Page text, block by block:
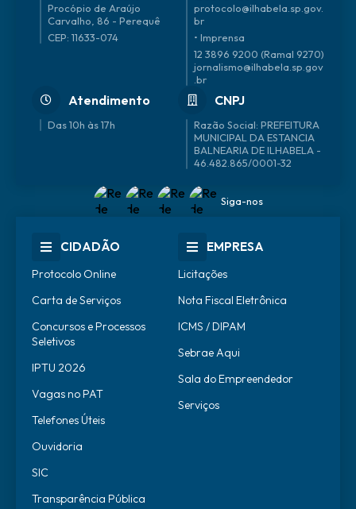
Procópio de Araújo
Carvalho, 86 - Perequê
CEP: 11633-074
protocolo@ilhabela.sp.gov.
br
• Imprensa
12 3896 9200 (Ramal 9270)
jornalismo@ilhabela.sp.gov
.br
Atendimento
Das 10h às 17h
CNPJ
46.482.865/0001-32
Siga-nos
CIDADÃO
Protocolo Online
Carta de Serviços
Concursos e Processos
Seletivos
IPTU 2026
Vagas no PAT
Telefones Úteis
Ouvidoria
SIC
Transparência Pública
EMPRESA
Licitações
Nota Fiscal Eletrônica
ICMS / DIPAM
Sebrae Aqui
Sala do Empreendedor
Serviços